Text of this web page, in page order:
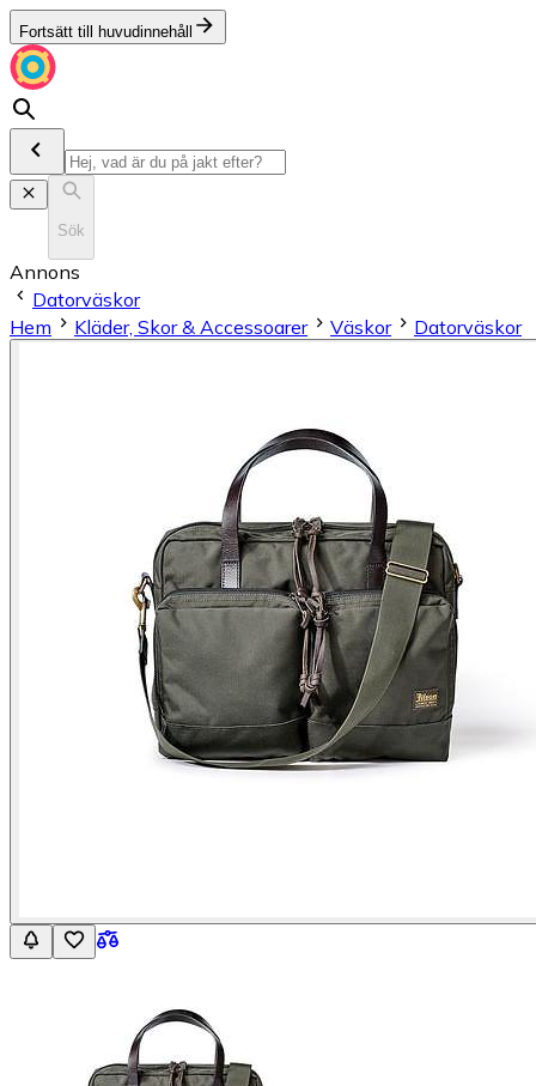
Fortsätt till huvudinnehåll
Sök
Annons
Datorväskor
Hem
Kläder, Skor & Accessoarer Väskor Datorväskor